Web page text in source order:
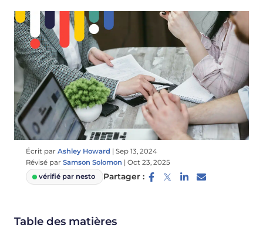
Écrit par Ashley Howard | Sep 13, 2024
Révisé par Samson Solomon | Oct 23, 2025
vérifié par nesto
Partager :
Table des matières